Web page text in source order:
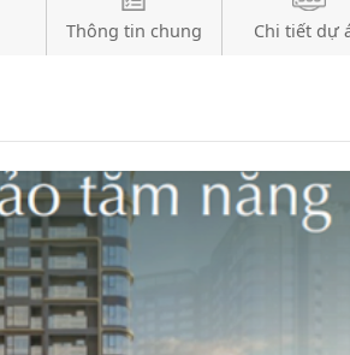
Thông tin chung Chi tiết dự